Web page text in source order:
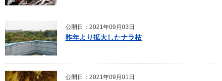
公開日：2021年09月03日
昨年より拡大したナラ枯
公開日：2021年09月01日